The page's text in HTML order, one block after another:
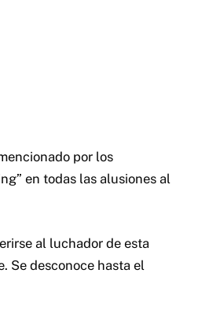
por los
en todas las alusiones al
al luchador de esta
Se desconoce hasta el